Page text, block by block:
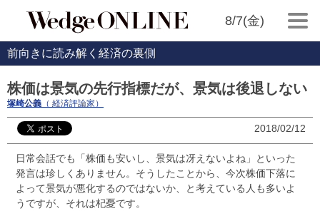
8/7(金)
前向きに読み解く経済の裏側
株価は景気の先行指標だが、景気は後退しない
塚崎公義 （ 経済評論家）
2018/02/12
日常会話でも「株価も安いし、景気は冴えないよね」といった
発言は珍しくありません。そうしたことから、今次株価下落に
よって景気が悪化するのではないか、と考えている人も多いよ
うですが、それは杞憂です。